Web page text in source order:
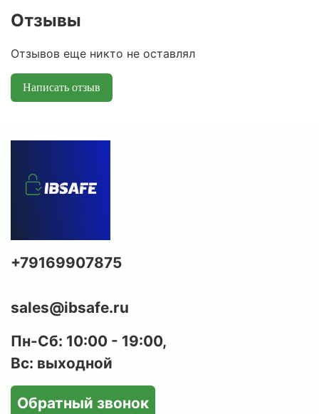
Прочная конструкция:
механическим воздействиям. Толщина
лицевой панели 10 мм, а также наличие
ригельной системы запирания, обеспечивают
стенки сейфа.
Надежные замки:
Анкерное крепление:
анкерных креплений, что исключает
возможность его выноса злоумышленниками.
Эргономичность и компактность:
разнообразие размеров позволяет подобрать
оптимальный вариант как для хранения
документов и наличности, так и для
габаритных ценностей.
Отзывы
Отзывов еще никто не оставлял
Написать отзыв
+79169907875
sales@ibsafe.ru
Пн-Сб: 10:00 - 19:00,
Вс: выходной
Обратный звонок